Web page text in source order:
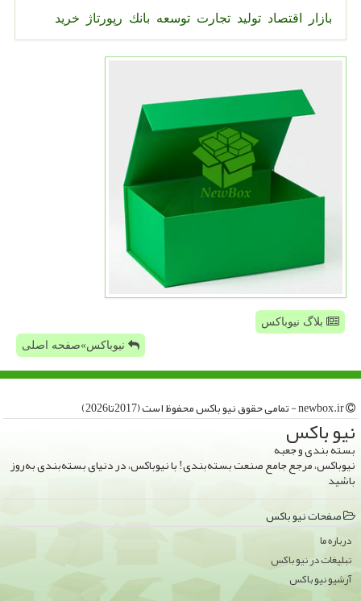
بازار اقتصاد تولید تجارت توسعه بانك رپورتاژ خرید
بلاگ نیوباکس
نیوباکس»صفحه اصلی
نیو باكس
بسته بندی و جعبه
نیوباکس، مرجع جامع صنعت بسته‌بندی! با نیوباکس، در دنیای بسته‌بندی به‌روز
باشید
صفحات نیو باكس
درباره ما
تبلیغات در نیو باكس
آرشیو نیو باكس